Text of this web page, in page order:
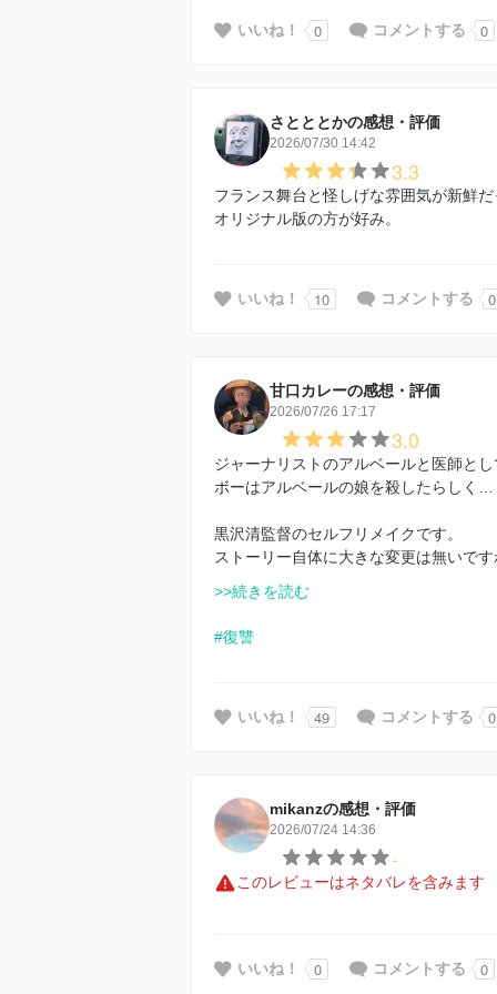
いいね！ 0 コメントする 0
さとととかの感想・評価
2026/07/30 14:42
3.3
フランス舞台と怪しげな雰囲気が新鮮
オリジナル版の方が好み。
いいね！ 10 コメントする 0
甘口カレーの感想・評価
2026/07/26 17:17
3.0
ジャーナリストのアルベールと医師と
ボーはアルベールの娘を殺したらしく…
黒沢清監督のセルフリメイクです。
ストーリー自体に大きな変更は無いで
>>続きを読む
#復讐
いいね！ 49 コメントする 0
mikanzの感想・評価
2026/07/24 14:36
-
このレビューはネタバレを含みます
いいね！ 0 コメントする 0